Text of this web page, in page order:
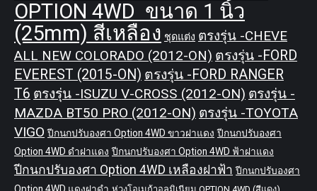
OPTION 4WD ขนาด 1 นิ้ว
(25mm) สีเหลือง ชุดแต่ง ตรงรุ่น -CHEVE
ALL NEW COLORADO (2012-ON) ตรงรุ่น -FORD
EVEREST (2015-ON) ตรงรุ่น -FORD RANGER
T6 ตรงรุ่น -ISUZU V-CROSS (2012-ON) ตรงรุ่น -
MAZDA BT50 PRO (2012-ON) ตรงรุ่น -TOYOTA
VIGO ปีกนกปรับองศา Option 4WD ขาวฝาแดง ปีกนกปรับองศา
Option 4WD ดำฝาแดง ปีกนกปรับองศา Option 4WD ฟ้าฝาแดง
ปีกนกปรับองศา Option 4WD เหลืองฝาฟ้า ปีกนกปรับองศา
Option 4WD แดงฝาดำ